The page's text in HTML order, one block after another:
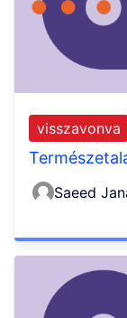
visszavonva
Saeed